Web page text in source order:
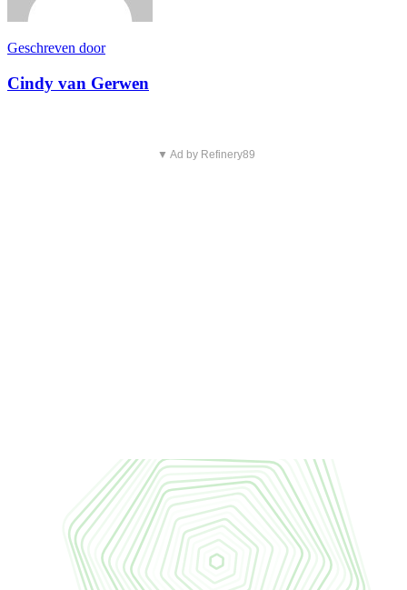
Geschreven door
Cindy van Gerwen
▼ Ad by Refinery89